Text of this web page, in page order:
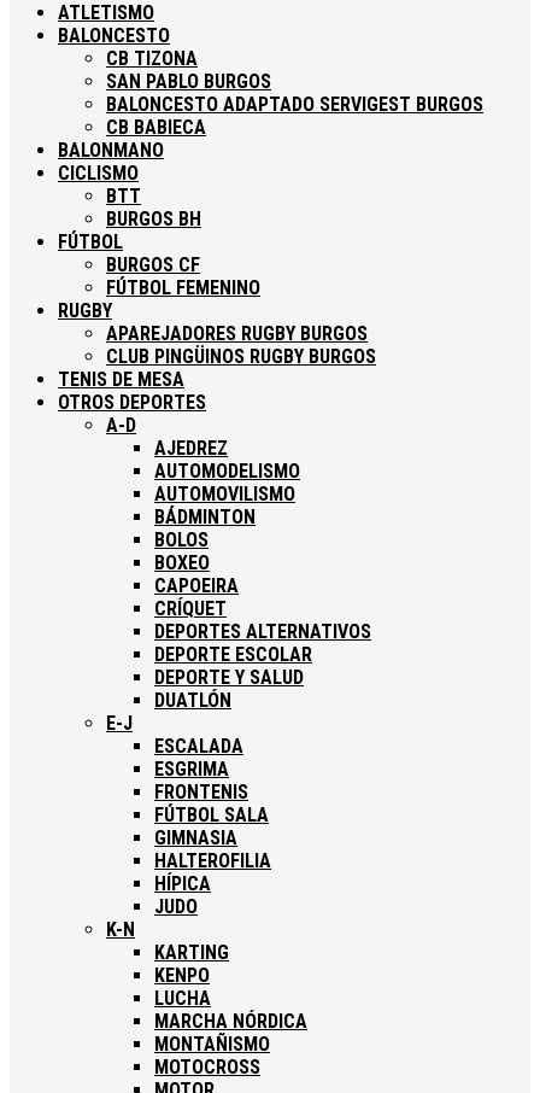
ATLETISMO
BALONCESTO
CB TIZONA
SAN PABLO BURGOS
BALONCESTO ADAPTADO SERVIGEST BURGOS
CB BABIECA
BALONMANO
CICLISMO
BTT
BURGOS BH
FÚTBOL
BURGOS CF
FÚTBOL FEMENINO
RUGBY
APAREJADORES RUGBY BURGOS
CLUB PINGÜINOS RUGBY BURGOS
TENIS DE MESA
OTROS DEPORTES
A-D
AJEDREZ
AUTOMODELISMO
AUTOMOVILISMO
BÁDMINTON
BOLOS
BOXEO
CAPOEIRA
CRÍQUET
DEPORTES ALTERNATIVOS
DEPORTE ESCOLAR
DEPORTE Y SALUD
DUATLÓN
E-J
ESCALADA
ESGRIMA
FRONTENIS
FÚTBOL SALA
GIMNASIA
HALTEROFILIA
HÍPICA
JUDO
K-N
KARTING
KENPO
LUCHA
MARCHA NÓRDICA
MONTAÑISMO
MOTOCROSS